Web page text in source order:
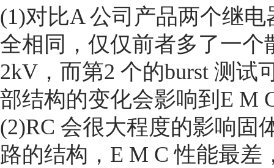
(1)对比A 公司产品两个继
全相同，仅仅前者多了一个
2kV，而第2 个的burst 测试
部结构的变化会影响到E M
(2)RC 会很大程度的影响固
路的结构，E M C 性能最差